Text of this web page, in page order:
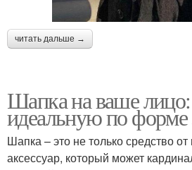
читать дальше →
Шапка на ваше
идеальную по форме
Шапка – это не только средство
аксессуар, который может